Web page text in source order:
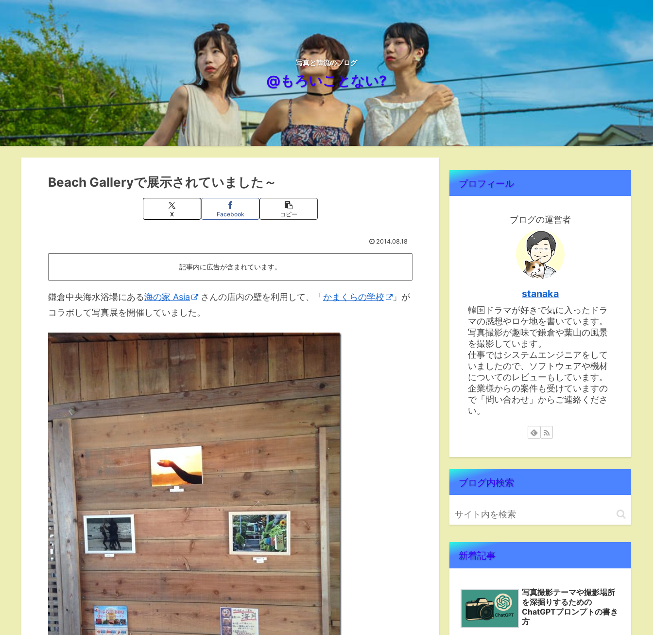
写真と韓流のブログ
@もろいことない?
Beach Galleryで展示されていました～
X Facebook コピー
2014.08.18
記事内に広告が含まれています。
鎌倉中央海水浴場にある海の家 Asia さんの店内の壁を利用して、「かまくらの学校
」が
コラボして写真展を開催していました。
プロフィール
ブログの運営者
stanaka
韓国ドラマが好きで気に入ったドラ
マの感想やロケ地を書いています。
写真撮影が趣味で鎌倉や葉山の風景
を撮影しています。
仕事ではシステムエンジニアをして
いましたので、ソフトウェアや機材
についてのレビューもしています。
企業様からの案件も受けていますの
で「問い合わせ」からご連絡くださ
い。
ブログ内検索
新着記事
写真撮影テーマや撮影場所
を深掘りするための
ChatGPTプロンプトの書き
方